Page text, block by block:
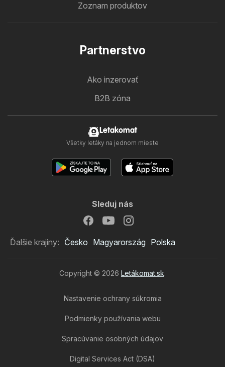
Tesco leták
Zoznam produktov
Partnerstvo
Ako inzerovať
B2B zóna
Letakomat
Všetky letáky na jednom mieste
Sleduj nás
Ďalšie krajiny: Česko Magyarország Polska
Copyright © 2026 Letákomat.sk.
Nastavenie ochrany súkromia
Podmienky používania webu
Spracúvanie osobných údajov
Digital Services Act (DSA)